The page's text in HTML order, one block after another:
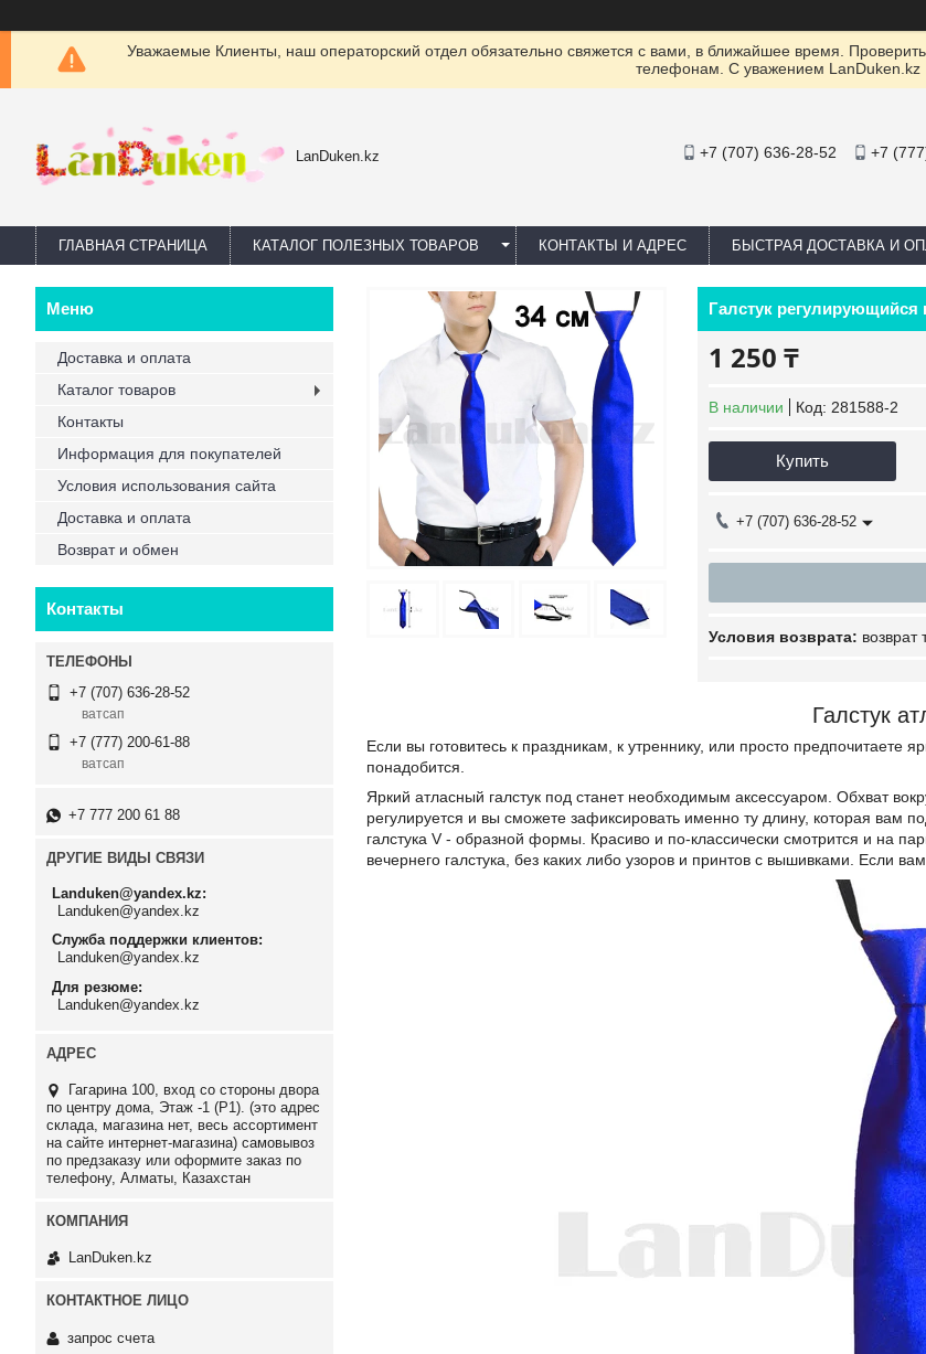
Уважаемые Клиенты, наш операторский отдел обязательно свяжется с вами, в ближайшее время.
телефонам. С уважением LanDuken.kz
LanDuken.kz +7 (707) 636-28-52 +7
ГЛАВНАЯ СТРАНИЦА КАТАЛОГ ПОЛЕЗНЫХ ТОВАРОВ КОНТАКТЫ И АДРЕС БЫСТРАЯ ДОСТАВКА И
Галстук регулирующийся
1 250 ₸
В наличии Код: 281588-2
Купить
+7 (707) 636-28-52
возврат
Галстук
Если вы готовитесь к праздникам, к утреннику, или просто предпочитаете
понадобится.
Яркий атласный галстук под станет необходимым аксессуаром. Обхват
регулируется и вы сможете зафиксировать именно ту длину, которая вам
галстука V - образной формы. Красиво и по-классически смотрится и на
вечернего галстука, без каких либо узоров и принтов с вышивками. Если
Доставка и оплата
Каталог товаров
Контакты
Информация для покупателей
Условия использования сайта
Доставка и оплата
Возврат и обмен
Контакты
+7 (707) 636-28-52
ватсап
+7 (777) 200-61-88
ватсап
+7 777 200 61 88
ДРУГИЕ ВИДЫ СВЯЗИ
Landuken@yandex.kz
Landuken@yandex.kz
Служба поддержки клиентов
Landuken@yandex.kz
Для резюме
Landuken@yandex.kz
Гагарина 100, вход со стороны двора
по центру дома, Этаж -1 (P1). (это адрес
склада, магазина нет, весь ассортимент
на сайте интернет-магазина) самовывоз
по предзаказу или оформите заказ по
телефону, Алматы, Казахстан
LanDuken.kz
запрос счета